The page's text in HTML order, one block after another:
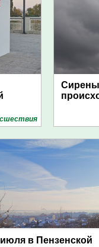
Сирены
в Пензенской